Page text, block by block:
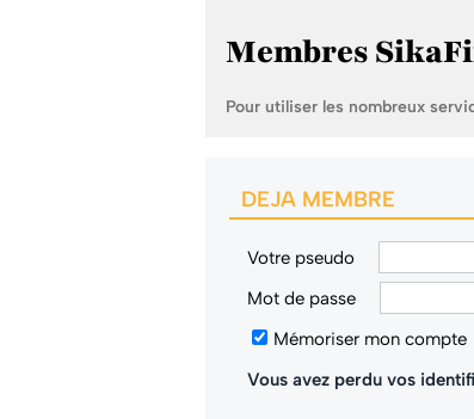
Membres
Pour utiliser les nombreux
DEJA MEMBRE
Votre pseudo
Mot de passe
Mémoriser mon compte
Vous avez perdu vos